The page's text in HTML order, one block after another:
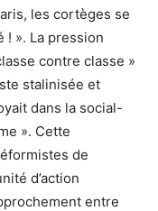
les cortèges se
! ». La pression
contre classe »
stalinisée et
dans la social-
». Cette
de
d’action
entre